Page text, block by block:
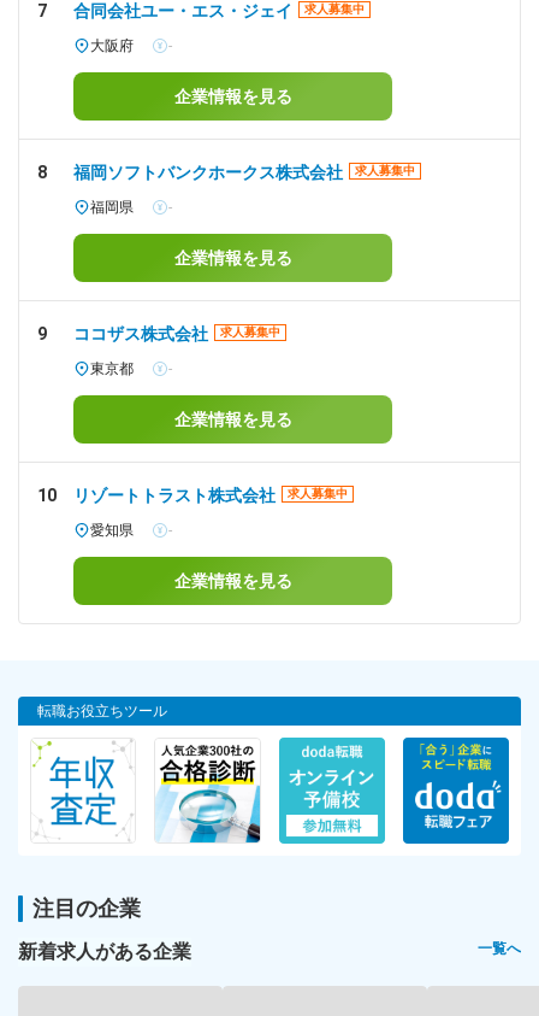
7 合同会社ユー・エス・ジェイ 求人募集中
大阪府 -
企業情報を見る
8 福岡ソフトバンクホークス株式会社 求人募集中
福岡県 -
企業情報を見る
9 ココザス株式会社 求人募集中
東京都 -
企業情報を見る
10 リゾートトラスト株式会社 求人募集中
愛知県 -
企業情報を見る
転職お役立ちツール
注目の企業
新着求人がある企業 一覧へ